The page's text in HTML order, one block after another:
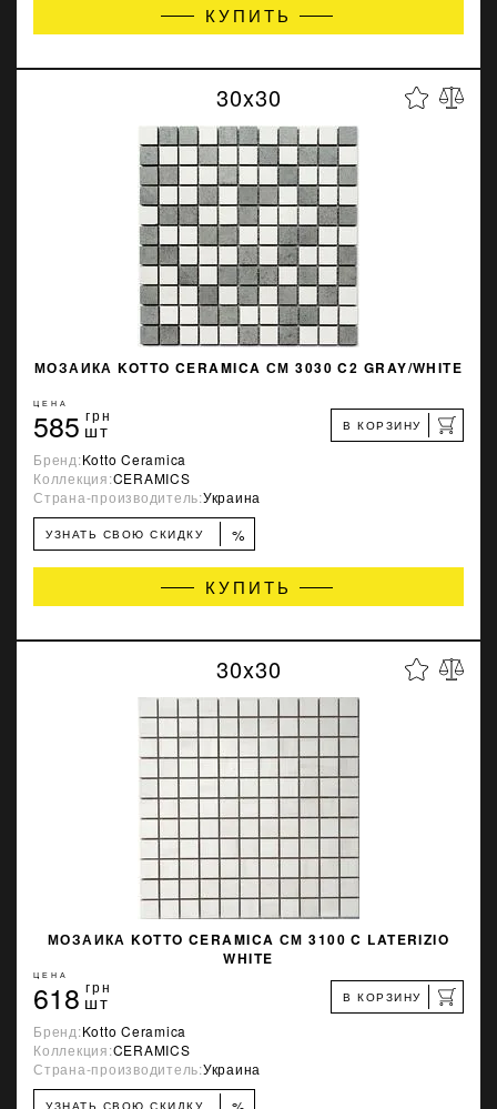
КУПИТЬ
30x30
МОЗАИКА KOTTO CERAMICA СМ 3030 C2 GRAY/WHITE
ЦЕНА
585 грн
шт В КОРЗИНУ
Бренд:Kotto Ceramica
Коллекция:CERAMICS
Страна-производитель:Украина
УЗНАТЬ СВОЮ СКИДКУ %
КУПИТЬ
30x30
МОЗАИКА KOTTO CERAMICA СМ 3100 C LATERIZIO
WHITE
ЦЕНА
618 грн
шт В КОРЗИНУ
Бренд:Kotto Ceramica
Коллекция:CERAMICS
Страна-производитель:Украина
УЗНАТЬ СВОЮ СКИДКУ